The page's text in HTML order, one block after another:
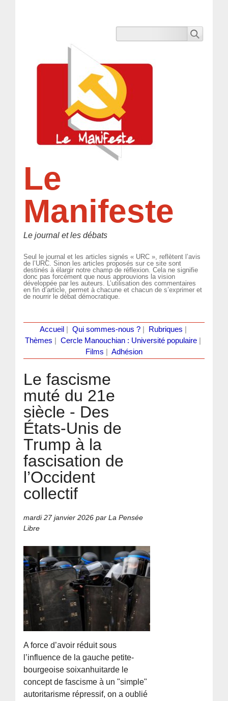
Le
Manifeste
Le journal et les débats
Seul le journal et les articles signés « URC », reflètent l’avis
de l’URC. Sinon les articles proposés sur ce site sont
destinés à élargir notre champ de réflexion. Cela ne signifie
donc pas forcément que nous approuvions la vision
développée par les auteurs. L’utilisation des commentaires
en fin d’article, permet à chacune et chacun de s’exprimer et
de nourrir le débat démocratique.
Accueil Qui sommes-nous ?| Rubriques
Thèmes
Cercle Manouchian : Université populaire
Films
Adhésion
Le fascisme
muté du 21e
siècle - Des
États-Unis de
Trump à la
fascisation de
l’Occident
collectif
mardi 27 janvier 2026 par La Pensée
Libre
A force d’avoir réduit sous
l’influence de la gauche petite-
bourgeoise soixanhuitarde le
concept de fascisme à un "simple"
autoritarisme répressif, on a oublié